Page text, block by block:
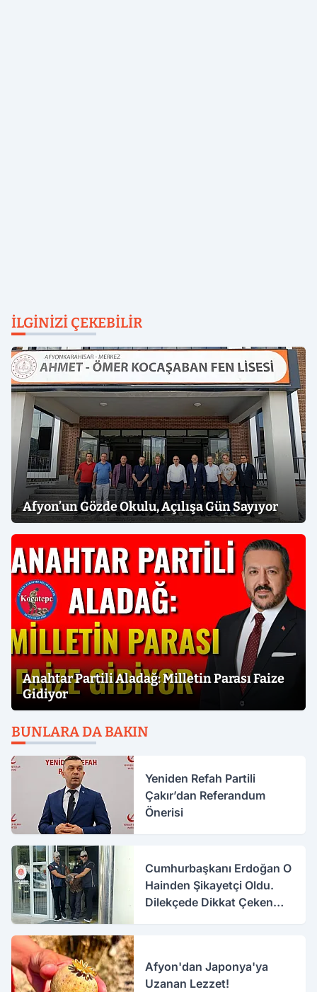
İLGINIZI ÇEKEBILIR
Afyon’un Gözde Okulu, Açılışa Gün Sayıyor
Anahtar Partili Aladağ: Milletin Parası Faize
Gidiyor
BUNLARA DA BAKIN
Yeniden Refah Partili
Çakır’dan Referandum
Önerisi
Cumhurbaşkanı Erdoğan O
Hainden Şikayetçi Oldu.
Dilekçede Dikkat Çeken
Afyon'dan Japonya'ya
Uzanan Lezzet!